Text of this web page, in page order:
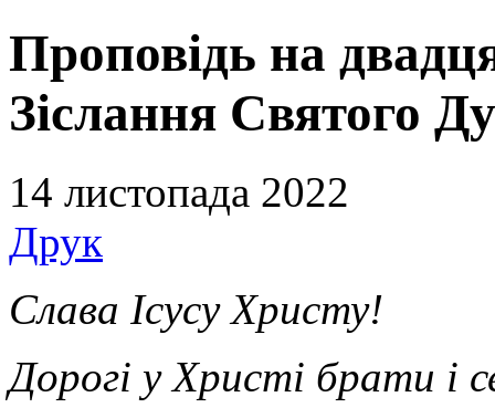
Проповідь на
Зіслання Святого
14 листопада 2022
Друк
Слава Ісусу Христу!
Дорогі у Христі брати і